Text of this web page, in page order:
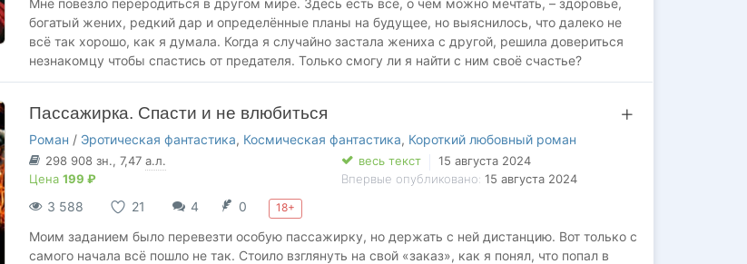
Мне повезло переродиться в другом мире. Здесь есть всё, о чём можно мечтать, – здоровье,
богатый жених, редкий дар и определённые планы на будущее, но выяснилось, что далеко не
всё так хорошо, как я думала. Когда я случайно застала жениха с другой, решила довериться
незнакомцу чтобы спастись от предателя. Только смогу ли я найти с ним своё счастье?
Пассажирка. Спасти и не влюбиться
Роман / Эротическая фантастика, Космическая фантастика, Короткий любовный роман
298 908 зн., 7,47 а.л.
Цена 199 ₽
весь текст
15 августа 2024
Впервые опубликовано: 15 августа 2024
3 588 21 4 0 18+
Моим заданием было перевезти особую пассажирку, но держать с ней дистанцию. Вот только с
самого начала всё пошло не так. Стоило взглянуть на свой «заказ», как я понял, что попал в